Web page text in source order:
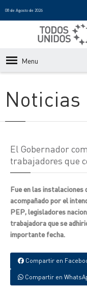
08 de Agosto de 2026
Menu
Noticias
El Gobernador
trabajadores que
Fue en las instalaciones
acompañado por el
PEP, legisladores
trabajadora que se
importante fecha.
Compartir en
Compartir en